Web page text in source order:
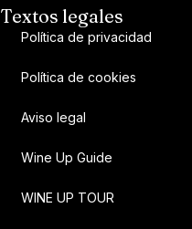
Textos legales
Política de privacidad
Política de cookies
Aviso legal
Wine Up Guide
WINE UP TOUR